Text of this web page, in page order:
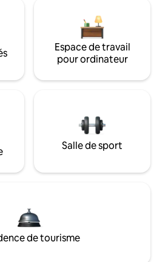
Espace de travail
pour ordinateur
Salle de sport
de tourisme